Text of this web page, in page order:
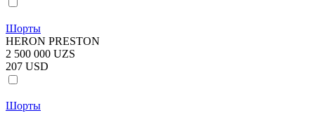
Шорты
HERON PRESTON
2 500 000 UZS
207 USD
Шорты